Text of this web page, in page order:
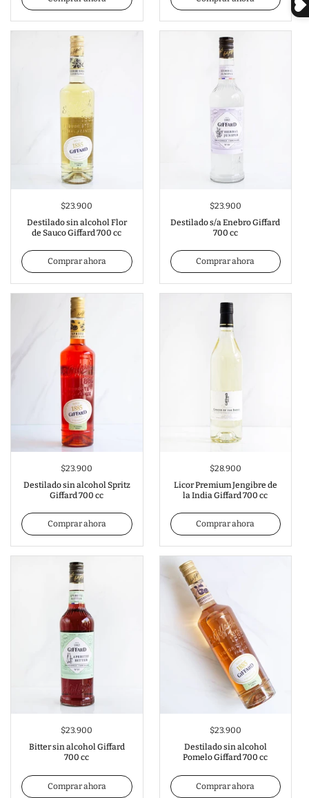
$23.900
Destilado sin alcohol Flor
de Sauco Giffard 700 cc
Comprar ahora
$23.900
Destilado s/a Enebro Giffard
700 cc
Comprar ahora
$23.900
Destilado sin alcohol Spritz
Giffard 700 cc
Comprar ahora
$28.900
Licor Premium Jengibre de
la India Giffard 700 cc
Comprar ahora
$23.900
Bitter sin alcohol Giffard
700 cc
Comprar ahora
$23.900
Destilado sin alcohol
Pomelo Giffard 700 cc
Comprar ahora